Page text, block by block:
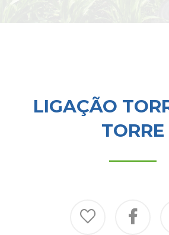
LIGAÇÃO
TORRE